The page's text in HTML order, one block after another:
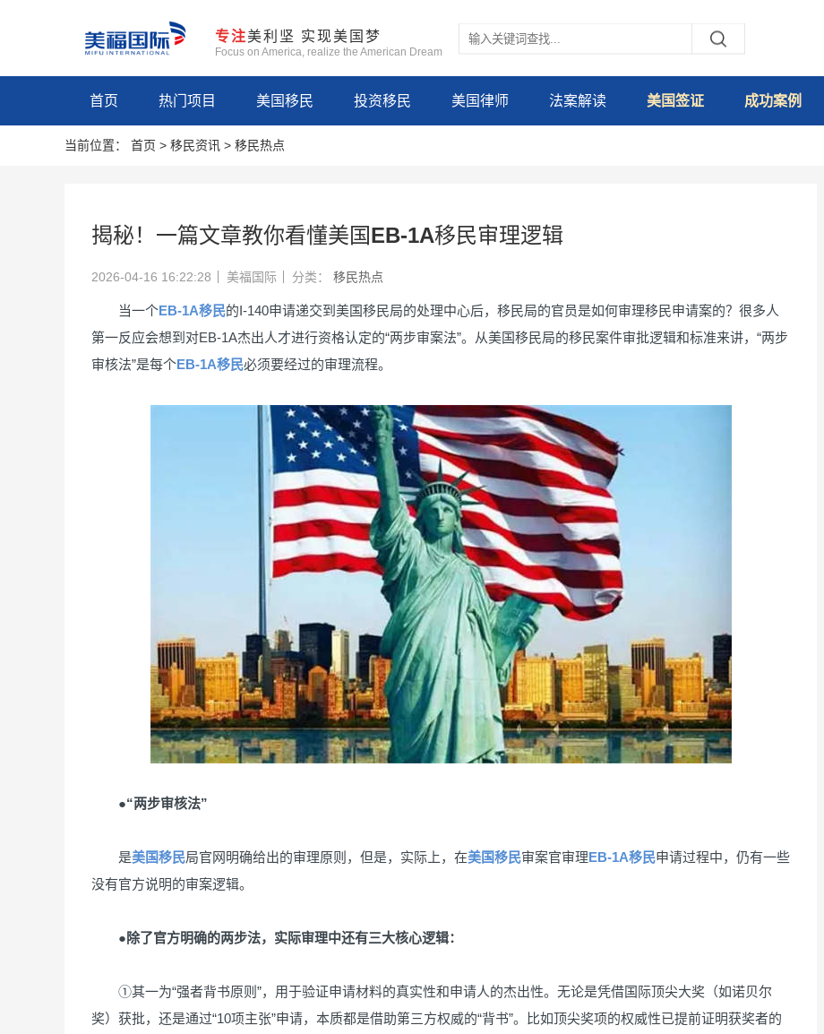
专注美利坚 实现美国梦
Focus on America, realize the American Dream
首页 热门项目 美国移民 投资移民 美国律师 法案解读 美国签证 成功案例
当前位置： 首页 > 移民资讯 > 移民热点
揭秘！一篇文章教你看懂美国EB-1A移民审理逻辑
2026-04-16 16:22:28 美福国际 分类： 移民热点
当一个EB-1A移民的I-140申请递交到美国移民局的处理中心后，移民局的官员是如何审理移民申请案的？很多人
第一反应会想到对EB-1A杰出人才进行资格认定的“两步审案法”。从美国移民局的移民案件审批逻辑和标准来讲，“两步
审核法”是每个EB-1A移民必须要经过的审理流程。
●“两步审核法”
是美国移民局官网明确给出的审理原则，但是，实际上，在美国移民审案官审理EB-1A移民申请过程中，仍有一些
没有官方说明的审案逻辑。
●除了官方明确的两步法，实际审理中还有三大核心逻辑：
①其一为“强者背书原则”，用于验证申请材料的真实性和申请人的杰出性。无论是凭借国际顶尖大奖（如诺贝尔
奖）获批，还是通过“10项主张”申请，本质都是借助第三方权威的“背书”。比如顶尖奖项的权威性已提前证明获奖者的